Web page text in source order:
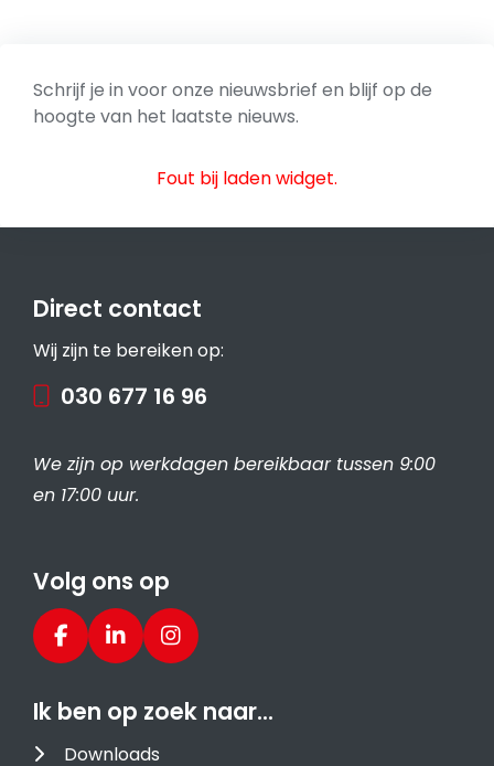
Schrijf je in voor onze nieuwsbrief en blijf op de
hoogte van het laatste nieuws.
Fout bij laden widget.
Direct contact
Wij zijn te bereiken op:
030 677 16 96
We zijn op werkdagen bereikbaar tussen 9:00
en 17:00 uur.
Volg ons op
Ik ben op zoek naar…
Downloads